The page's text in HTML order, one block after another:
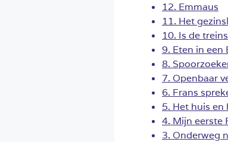
12. Emmaus
11. Het
10. Is de
9. Eten in een
8.
7. Openbaar
6. Frans
5. Het huis en
4. Mijn eerste
3. Onderweg